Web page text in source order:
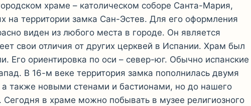
храме – католическом соборе Санта-Мария,
на территории замка Сан-Эстев. Для его оформления
виден из любого места в городе. Он является
свои отличия от других церквей в Испании. Храм был
Его ориентировка по оси – север-юг. Обычно испанские
В 16-м веке территория замка пополнилась двумя
также новыми стенами и бастионами, но до нашего
в храме можно побывать в музее религиозного